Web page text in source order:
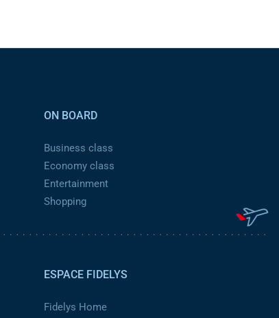
ON BOARD
Business class
Economy class
Entertainment
Shopping
ESPACE FIDELYS
Fidelys Home